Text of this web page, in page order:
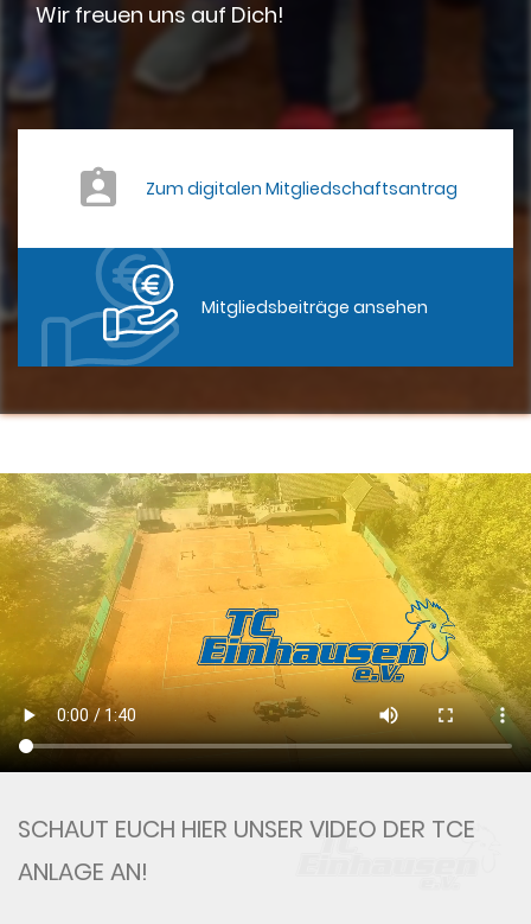
Wir freuen uns auf Dich!
Zum digitalen Mitgliedschaftsantrag
Mitgliedsbeiträge ansehen
SCHAUT EUCH HIER UNSER VIDEO DER TCE
ANLAGE AN!